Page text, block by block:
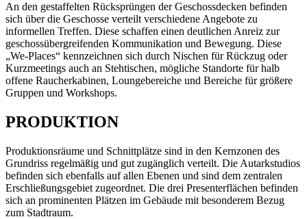
An den gestaffelten Rücksprüngen der Geschossdecken befinden
sich über die Geschosse verteilt verschiedene Angebote zu
informellen Treffen. Diese schaffen einen deutlichen Anreiz zur
geschossübergreifenden Kommunikation und Bewegung. Diese
„We-Places“ kennzeichnen sich durch Nischen für Rückzug oder
Kurzmeetings auch an Stehtischen, mögliche Standorte für halb
offene Raucherkabinen, Loungebereiche und Bereiche für größere
Gruppen und Workshops.
PRODUKTION
Produktionsräume und Schnittplätze sind in den Kernzonen des
Grundriss regelmäßig und gut zugänglich verteilt. Die Autarkstudios
befinden sich ebenfalls auf allen Ebenen und sind dem zentralen
Erschließungsgebiet zugeordnet. Die drei Presenterflächen befinden
sich an prominenten Plätzen im Gebäude mit besonderem Bezug
zum Stadtraum.